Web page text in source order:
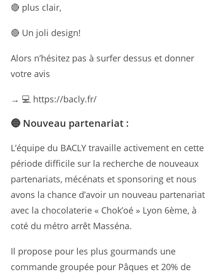
🔴 plus clair,
🔴 Un joli design!
Alors n’hésitez pas à surfer dessus et donner
votre avis
→ 💻 https://bacly.fr/
🔵 Nouveau partenariat :
L’équipe du BACLY travaille activement en cette
période difficile sur la recherche de nouveaux
partenariats, mécénats et sponsoring et nous
avons la chance d’avoir un nouveau partenariat
avec la chocolaterie « Chok’oé » Lyon 6ème, à
coté du métro arrêt Masséna.
Il propose pour les plus gourmands une
commande groupée pour Pâques et 20% de